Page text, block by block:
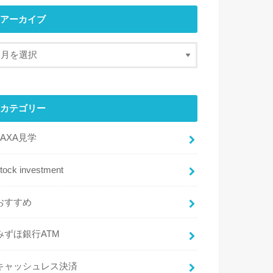
アーカイブ
カテゴリー
見学
investment
すすめ
ずほ銀行ATM
ャッシュレス決済